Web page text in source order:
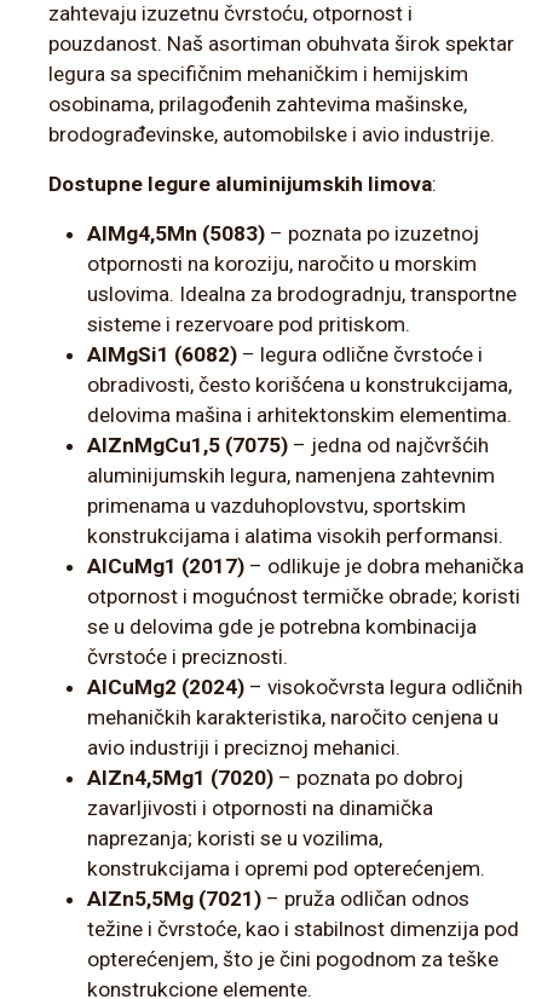
zahtevaju izuzetnu čvrstoću, otpornost i
pouzdanost. Naš asortiman obuhvata širok spektar
legura sa specifičnim mehaničkim i hemijskim
osobinama, prilagođenih zahtevima mašinske,
brodograđevinske, automobilske i avio industrije.
Dostupne legure aluminijumskih limova:
AlMg4,5Mn (5083) – poznata po izuzetnoj
otpornosti na koroziju, naročito u morskim
uslovima. Idealna za brodogradnju, transportne
sisteme i rezervoare pod pritiskom.
AlMgSi1 (6082) – legura odlične čvrstoće i
obradivosti, često korišćena u konstrukcijama,
delovima mašina i arhitektonskim elementima.
AlZnMgCu1,5 (7075) – jedna od najčvršćih
aluminijumskih legura, namenjena zahtevnim
primenama u vazduhoplovstvu, sportskim
konstrukcijama i alatima visokih performansi.
AlCuMg1 (2017) – odlikuje je dobra mehanička
otpornost i mogućnost termičke obrade; koristi
se u delovima gde je potrebna kombinacija
čvrstoće i preciznosti.
AlCuMg2 (2024) – visokočvrsta legura odličnih
mehaničkih karakteristika, naročito cenjena u
avio industriji i preciznoj mehanici.
AlZn4,5Mg1 (7020) – poznata po dobroj
zavarljivosti i otpornosti na dinamička
naprezanja; koristi se u vozilima,
konstrukcijama i opremi pod opterećenjem.
AlZn5,5Mg (7021) – pruža odličan odnos
težine i čvrstoće, kao i stabilnost dimenzija pod
opterećenjem, što je čini pogodnom za teške
konstrukcione elemente.